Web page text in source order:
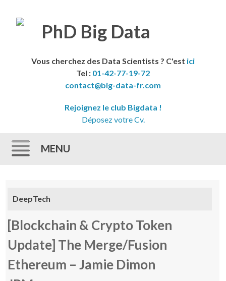
Vous cherchez des Data Scientists ? C'est ici
Tel : 01-42-77-19-72
contact@big-data-fr.com
Rejoignez le club Bigdata !
Déposez votre Cv.
MENU
DeepTech
[Blockchain & Crypto Token
Update] The Merge/Fusion
Ethereum – Jamie Dimon